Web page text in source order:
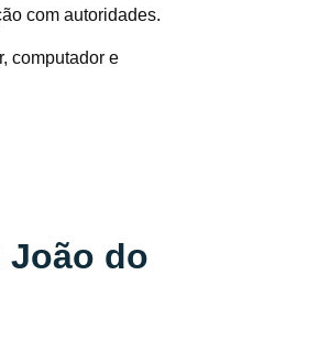
com autoridades.
computador e
João do